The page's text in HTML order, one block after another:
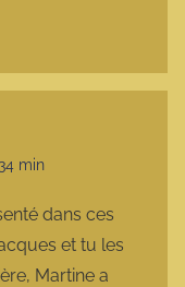
min
dans ces
et tu les
Martine a